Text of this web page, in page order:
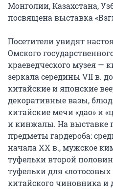
Монголии, Казахстана,
посвящена выставка
Посетители увидят
Омского
краеведческого музея —
зеркала середины VII в.
китайские и японские
декоративные вазы,
китайские мечи «дао» и
и кинжалы. На выставке
предметы гардероба:
начала XX в., мужское
туфельки второй
туфельки для
китайского чиновника и